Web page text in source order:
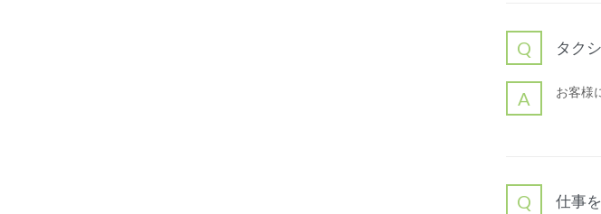
Q タク
A お客様
Q 仕事